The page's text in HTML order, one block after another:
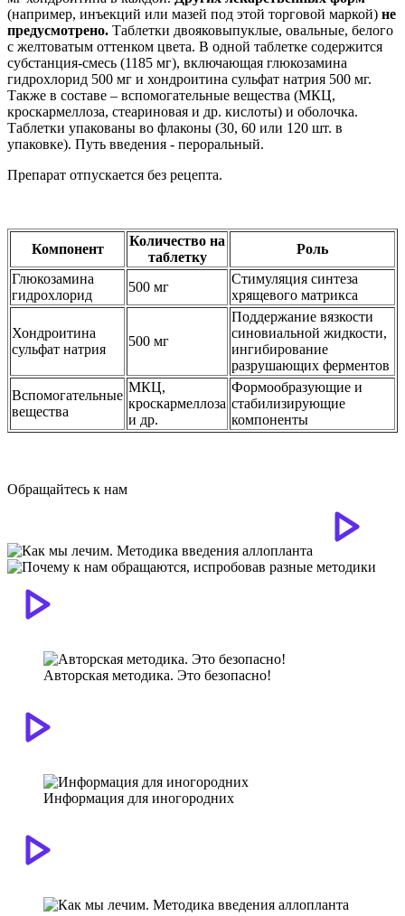
(например, инъекций или мазей под этой торговой маркой) не
предусмотрено. Таблетки двояковыпуклые, овальные, белого
с желтоватым оттенком цвета. В одной таблетке содержится
субстанция-смесь (1185 мг), включающая глюкозамина
гидрохлорид 500 мг и хондроитина сульфат натрия 500 мг.
Также в составе – вспомогательные вещества (МКЦ,
кроскармеллоза, стеариновая и др. кислоты) и оболочка.
Таблетки упакованы во флаконы (30, 60 или 120 шт. в
упаковке). Путь введения - пероральный.
Препарат отпускается без рецепта.
Компонент
Количество на
таблетку
Роль
Глюкозамина
гидрохлорид
500 мг
Стимуляция синтеза
хрящевого матрикса
Хондроитина
сульфат натрия
500 мг
Поддержание вязкости
синовиальной жидкости,
ингибирование
разрушающих ферментов
Вспомогательные
вещества
МКЦ,
кроскармеллоза
и др.
Формообразующие и
стабилизирующие
компоненты
Обращайтесь к нам
Авторская методика. Это безопасно!
Информация для иногородних